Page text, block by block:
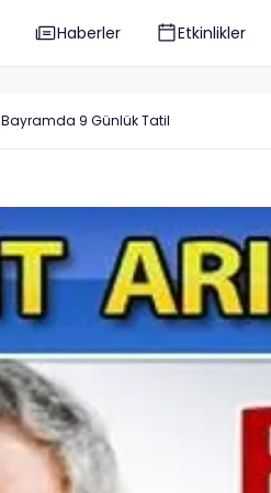
Haberler Etkinlikler
Bayramda 9 Günlük Tatil